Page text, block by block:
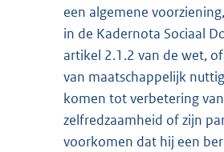
een algemene
in de Kadernota Sociaal
artikel 2.1.2 van de wet,
van maatschappelijk
komen tot verbetering
zelfredzaamheid of zijn
voorkomen dat hij een